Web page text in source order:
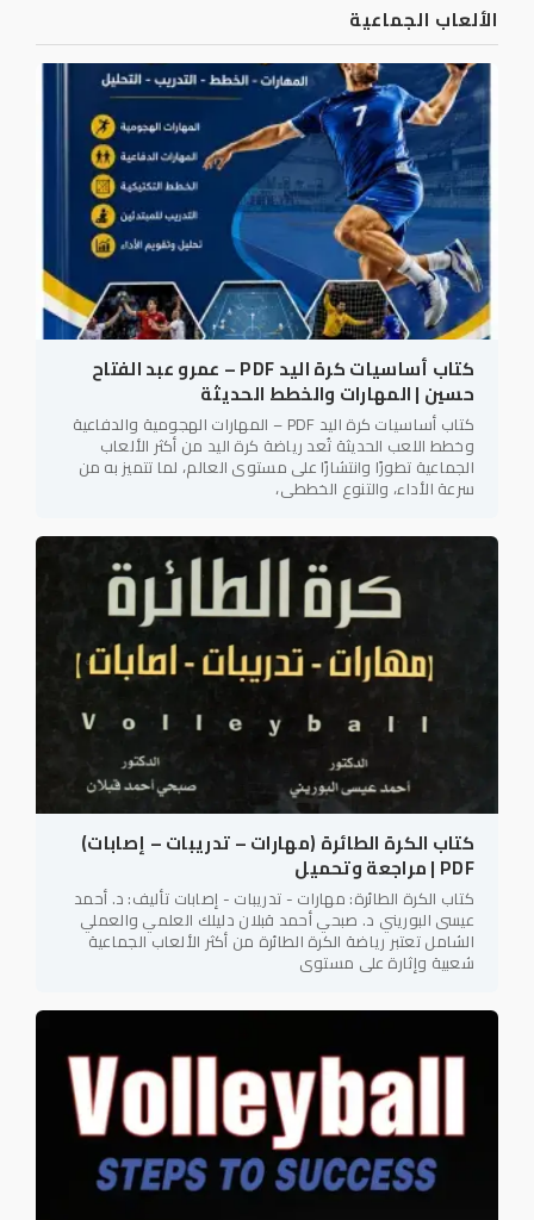
الألعاب الجماعية
كتاب أساسيات كرة اليد PDF – عمرو عبد الفتاح
حسين | المهارات والخطط الحديثة
كتاب أساسيات كرة اليد PDF – المهارات الهجومية والدفاعية
وخطط اللعب الحديثة تُعد رياضة كرة اليد من أكثر الألعاب
الجماعية تطورًا وانتشارًا على مستوى العالم، لما تتميز به من
سرعة الأداء، والتنوع الخططي،
كتاب الكرة الطائرة (مهارات – تدريبات – إصابات)
PDF | مراجعة وتحميل
كتاب الكرة الطائرة: مهارات - تدريبات - إصابات تأليف: د. أحمد
عيسى البوريني د. صبحي أحمد قبلان دليلك العلمي والعملي
الشامل تعتبر رياضة الكرة الطائرة من أكثر الألعاب الجماعية
شعبية وإثارة على مستوى